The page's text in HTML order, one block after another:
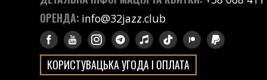
ОРЕНДА: info@32jazz.club
КОРИСТУВАЦЬКА УГОДА І ОПЛАТА